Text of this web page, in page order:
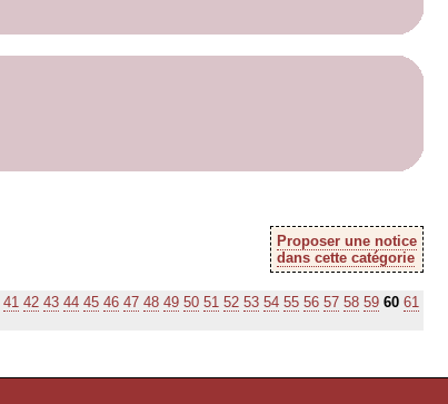
Proposer une notice
dans cette catégorie
41 42 43 44 45 46 47 48 49 50 51 52 53 54 55 56 57 58 59 60 61